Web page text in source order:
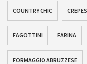
COUNTRY CHIC CREPES
FAGOTTINI FARINA
FORMAGGIO ABRUZZESE